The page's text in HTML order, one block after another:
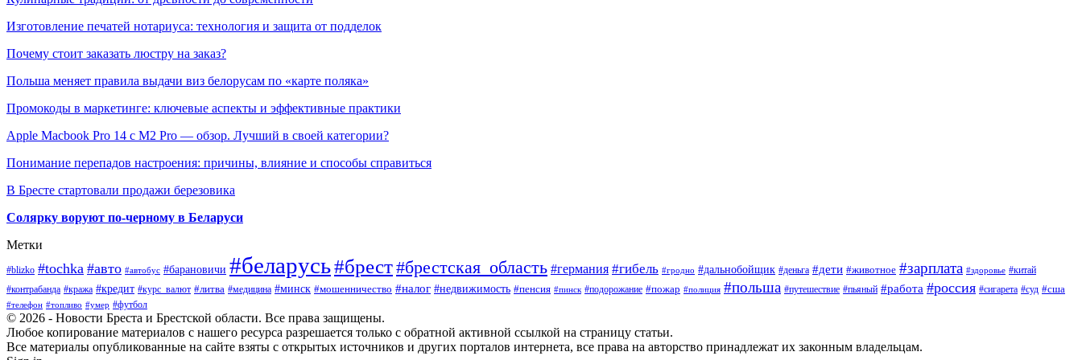
Изготовление печатей нотариуса: технология и защита от подделок
Почему стоит заказать люстру на заказ?
Польша меняет правила выдачи виз белорусам по «карте поляка»
Промокоды в маркетинге: ключевые аспекты и эффективные практики
Apple Macbook Pro 14 с M2 Pro — обзор. Лучший в своей категории?
Понимание перепадов настроения: причины, влияние и способы справиться
В Бресте стартовали продажи березовика
Солярку воруют по-черному в Беларуси
Метки
#blizko #tochka #авто #автобус #барановичи #беларусь#брест#брестская_область #германия #гибель #гродно #дальнобойщик #деньга #дети #животное #зарплата #здоровье #китай
#контрабанда #кража #кредит #курс_валют #литва #медицина #минск #мошенничество #налог #недвижимость #пенсия #пинск #подорожание #пожар #полиция #польша #путешествие #пьяный #работа #россия #сигарета #суд #сша
#телефон #топливо #умер #футбол
© 2026 - Новости Бреста и Брестской области. Все права защищены.
Любое копирование материалов с нашего ресурса разрешается только с обратной активной ссылкой на страницу статьи.
Все материалы опубликованные на сайте взяты с открытых источников и других порталов интернета, все права на авторство принадлежат их законным владельцам.